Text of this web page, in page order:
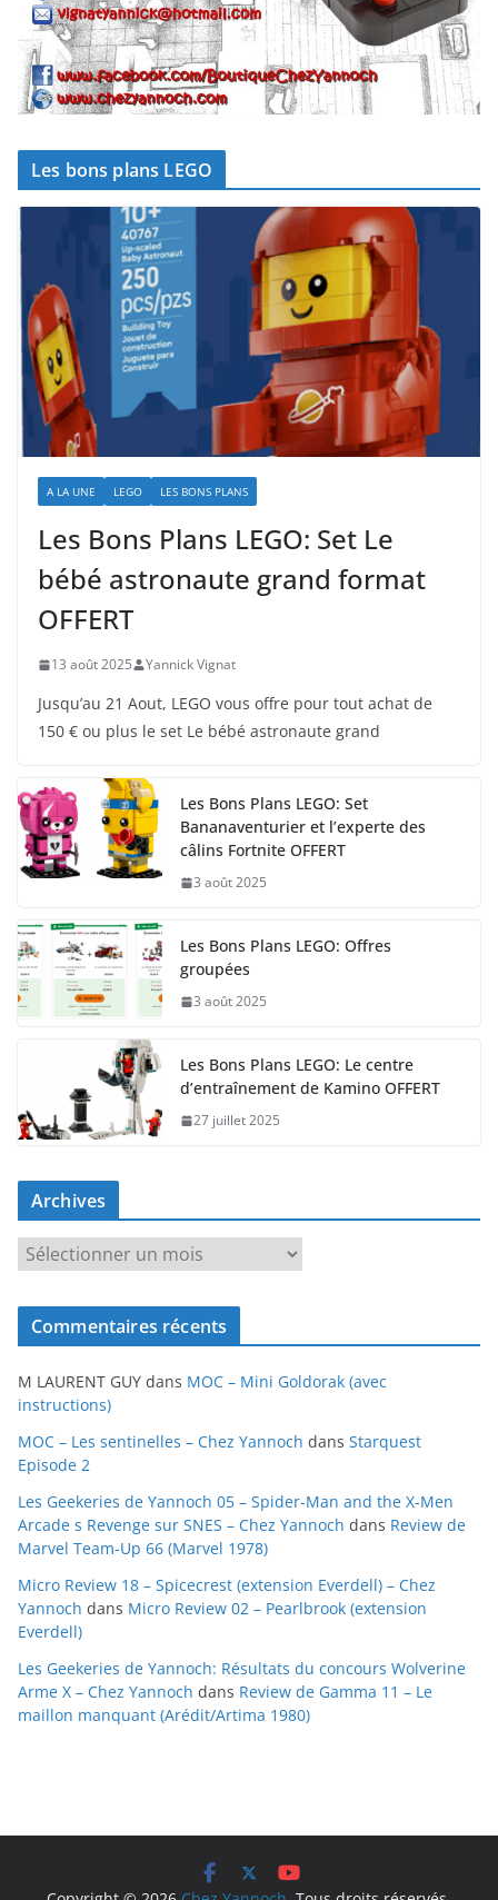
Les bons plans LEGO
A LA UNE LEGO LES BONS PLANS
Les Bons Plans LEGO: Set Le
bébé astronaute grand format
OFFERT
13 août 2025 Yannick Vignat
Jusqu’au 21 Aout, LEGO vous offre pour tout achat de
150 € ou plus le set Le bébé astronaute grand
Les Bons Plans LEGO: Set
Bananaventurier et l’experte des
câlins Fortnite OFFERT
3 août 2025
Les Bons Plans LEGO: Offres
groupées
3 août 2025
Les Bons Plans LEGO: Le centre
d’entraînement de Kamino OFFERT
27 juillet 2025
Archives
r
c
v
e
s
Commentaires récents
M LAURENT GUY dans MOC – Mini Goldorak (avec
instructions)
MOC – Les sentinelles – Chez Yannoch dans Starquest
Episode 2
Les Geekeries de Yannoch 05 – Spider-Man and the X-Men
Arcade s Revenge sur SNES – Chez Yannoch dans Review de
Marvel Team-Up 66 (Marvel 1978)
Micro Review 18 – Spicecrest (extension Everdell) – Chez
Yannoch dans Micro Review 02 – Pearlbrook (extension
Everdell)
Les Geekeries de Yannoch: Résultats du concours Wolverine
Arme X – Chez Yannoch dans Review de Gamma 11 – Le
maillon manquant (Arédit/Artima 1980)